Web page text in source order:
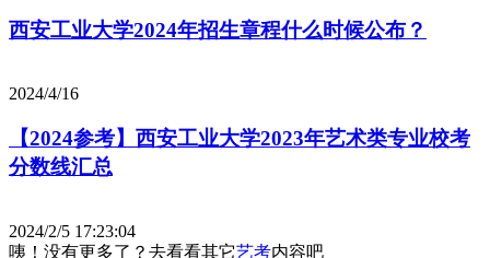
西安工业大学2024年招生章程什么时候公布？
2024/4/16
【2024参考】西安工业大学2023年艺术类专业校考
分数线汇总
2024/2/5 17:23:04
咦！没有更多了？去看看其它艺考内容吧